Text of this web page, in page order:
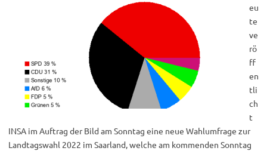
eu
te
ve
rö
ff
en
tli
ch
t
INSA im Auftrag der Bild am Sonntag eine neue Wahlumfrage zur
Landtagswahl 2022 im Saarland, welche am kommenden Sonntag